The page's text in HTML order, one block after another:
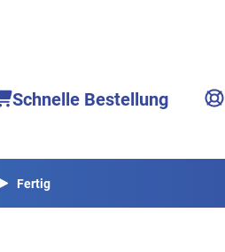
Schnelle Bestellung
Fertig